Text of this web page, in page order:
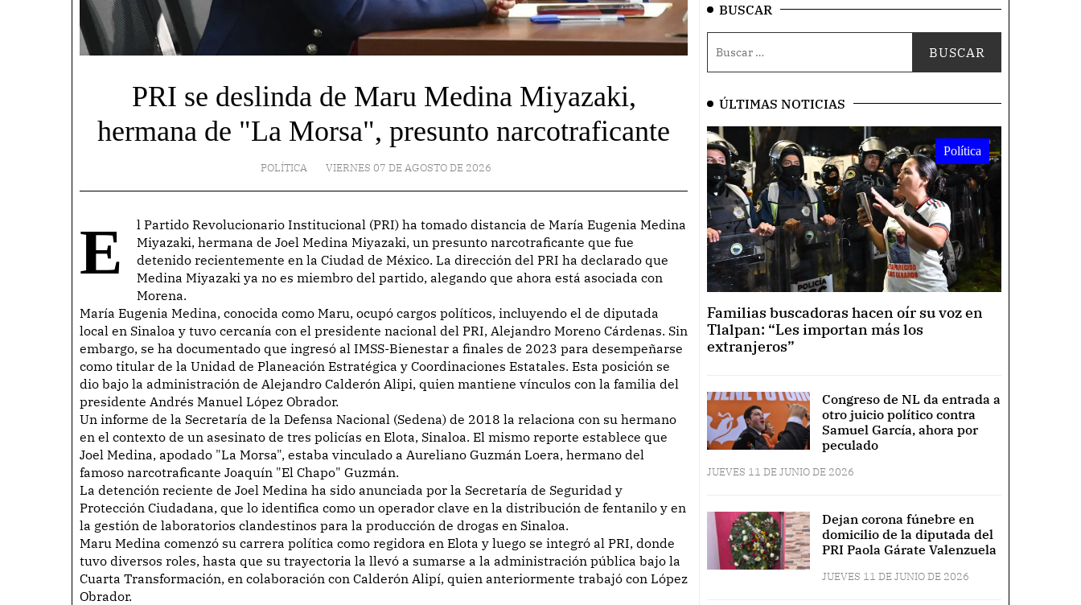
PRI se deslinda de Maru Medina Miyazaki,
hermana de "La Morsa", presunto narcotraficante
POLÍTICA VIERNES 07 DE AGOSTO DE 2026
El Partido Revolucionario Institucional (PRI) ha tomado distancia de María Eugenia Medina
Miyazaki, hermana de Joel Medina Miyazaki, un presunto narcotraficante que fue
detenido recientemente en la Ciudad de México. La dirección del PRI ha declarado que
Medina Miyazaki ya no es miembro del partido, alegando que ahora está asociada con
Morena.
María Eugenia Medina, conocida como Maru, ocupó cargos políticos, incluyendo el de diputada
local en Sinaloa y tuvo cercanía con el presidente nacional del PRI, Alejandro Moreno Cárdenas. Sin
embargo, se ha documentado que ingresó al IMSS-Bienestar a finales de 2023 para desempeñarse
como titular de la Unidad de Planeación Estratégica y Coordinaciones Estatales. Esta posición se
dio bajo la administración de Alejandro Calderón Alipi, quien mantiene vínculos con la familia del
presidente Andrés Manuel López Obrador.
Un informe de la Secretaría de la Defensa Nacional (Sedena) de 2018 la relaciona con su hermano
en el contexto de un asesinato de tres policías en Elota, Sinaloa. El mismo reporte establece que
Joel Medina, apodado "La Morsa", estaba vinculado a Aureliano Guzmán Loera, hermano del
famoso narcotraficante Joaquín "El Chapo" Guzmán.
La detención reciente de Joel Medina ha sido anunciada por la Secretaría de Seguridad y
Protección Ciudadana, que lo identifica como un operador clave en la distribución de fentanilo y en
la gestión de laboratorios clandestinos para la producción de drogas en Sinaloa.
Maru Medina comenzó su carrera política como regidora en Elota y luego se integró al PRI, donde
tuvo diversos roles, hasta que su trayectoria la llevó a sumarse a la administración pública bajo la
Cuarta Transformación, en colaboración con Calderón Alipí, quien anteriormente trabajó con López
Obrador.
BUSCAR
ÚLTIMAS NOTICIAS
Política
Familias buscadoras hacen oír su voz en
Tlalpan: “Les importan más los
extranjeros”
Congreso de NL da entrada a
otro juicio político contra
Samuel García, ahora por
peculado
JUEVES 11 DE JUNIO DE 2026
Dejan corona fúnebre en
domicilio de la diputada del
PRI Paola Gárate Valenzuela
JUEVES 11 DE JUNIO DE 2026